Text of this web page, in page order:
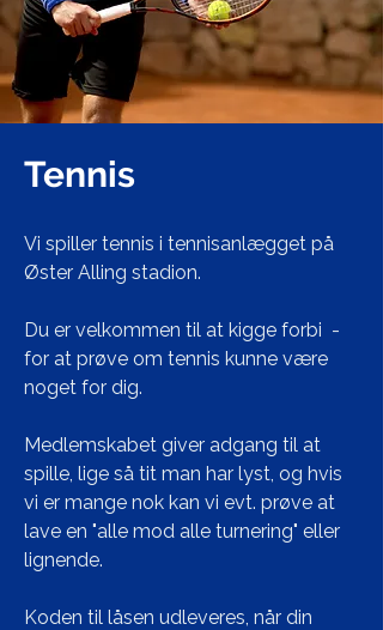
Tennis
Vi spiller tennis i tennisanlægget på
Øster Alling stadion.
Du er velkommen til at kigge forbi -
for at prøve om tennis kunne være
noget for dig.
Medlemskabet giver adgang til at
spille, lige så tit man har lyst, og hvis
vi er mange nok kan vi evt. prøve at
lave en "alle mod alle turnering" eller
lignende.
Koden til låsen udleveres, når din